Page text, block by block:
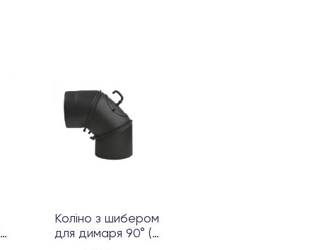
Коліно з шибером
для димаря 90° (2